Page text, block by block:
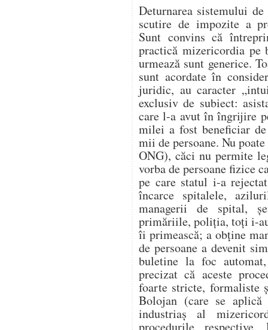
Deturnarea sistemului
scutire de impozite a
Sunt convins că
practică mizericordia pe
urmează sunt generice.
sunt acordate în
juridic, au caracter
exclusiv de subiect:
care l-a avut în îngrijire
milei a fost beneficiar
mii de persoane. Nu
ONG), căci nu permite
vorba de persoane fizice
pe care statul i-a
încarce spitalele,
managerii de spital,
primăriile, poliția, toți i-
îi primească; a obține
de persoane a devenit
buletine la foc
precizat că aceste
foarte stricte, formaliste
Bolojan (care se
industriaș al
procedurile